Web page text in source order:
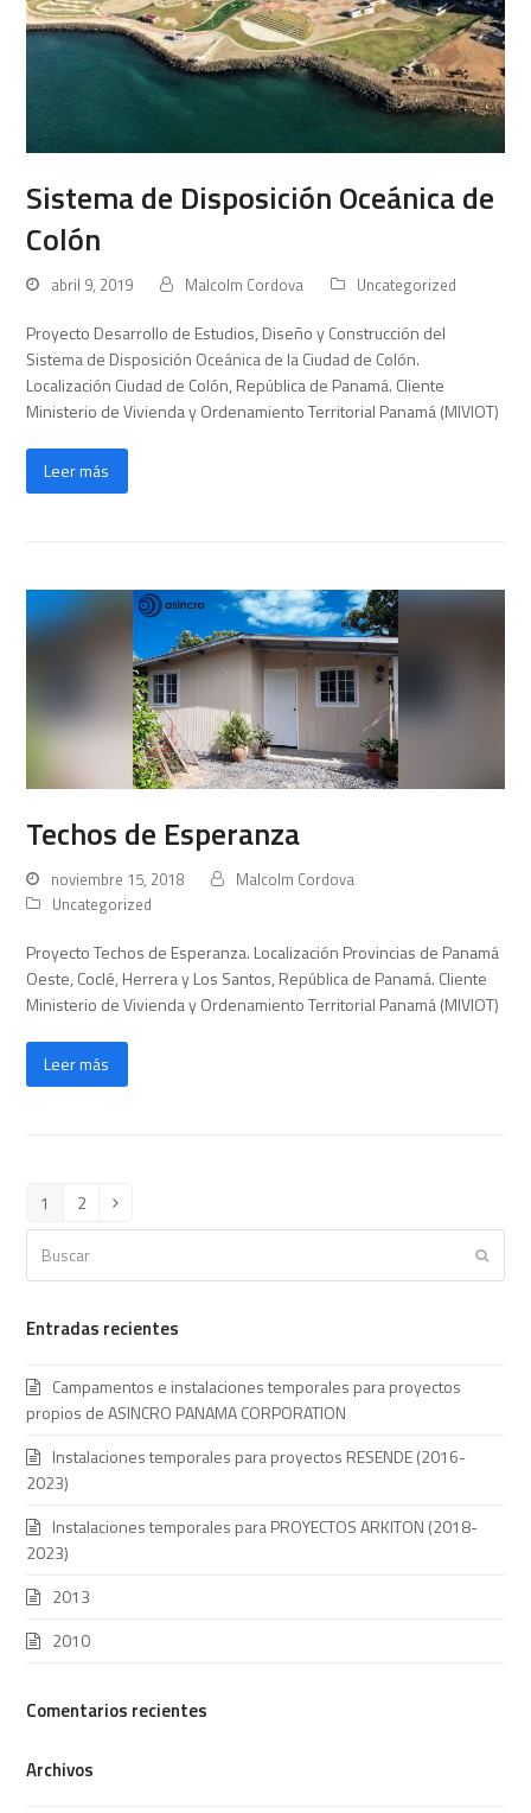
Sistema de Disposición Oceánica de
Colón
abril 9, 2019 Malcolm Cordova Uncategorized
Proyecto Desarrollo de Estudios, Diseño y Construcción del
Sistema de Disposición Oceánica de la Ciudad de Colón.
Localización Ciudad de Colón, República de Panamá. Cliente
Ministerio de Vivienda y Ordenamiento Territorial Panamá (MIVIOT)
Leer más
Techos de Esperanza
noviembre 15, 2018
Malcolm Cordova
Uncategorized
Proyecto Techos de Esperanza. Localización Provincias de Panamá
Oeste, Coclé, Herrera y Los Santos, República de Panamá. Cliente
Ministerio de Vivienda y Ordenamiento Territorial Panamá (MIVIOT)
Leer más
Page
1 Page
2
Siguiente
Enviar
Entradas recientes
Campamentos e instalaciones temporales para proyectos
propios de ASINCRO PANAMA CORPORATION
Instalaciones temporales para proyectos RESENDE (2016-
2023)
Instalaciones temporales para PROYECTOS ARKITON (2018-
2023)
2013
2010
Comentarios recientes
Archivos